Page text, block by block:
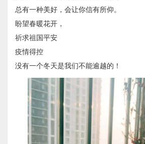
总有一种美好，会让你信有所仰。
盼望春暖花开，
祈求祖国平安
疫情得控
没有一个冬天是我们不能逾越的！